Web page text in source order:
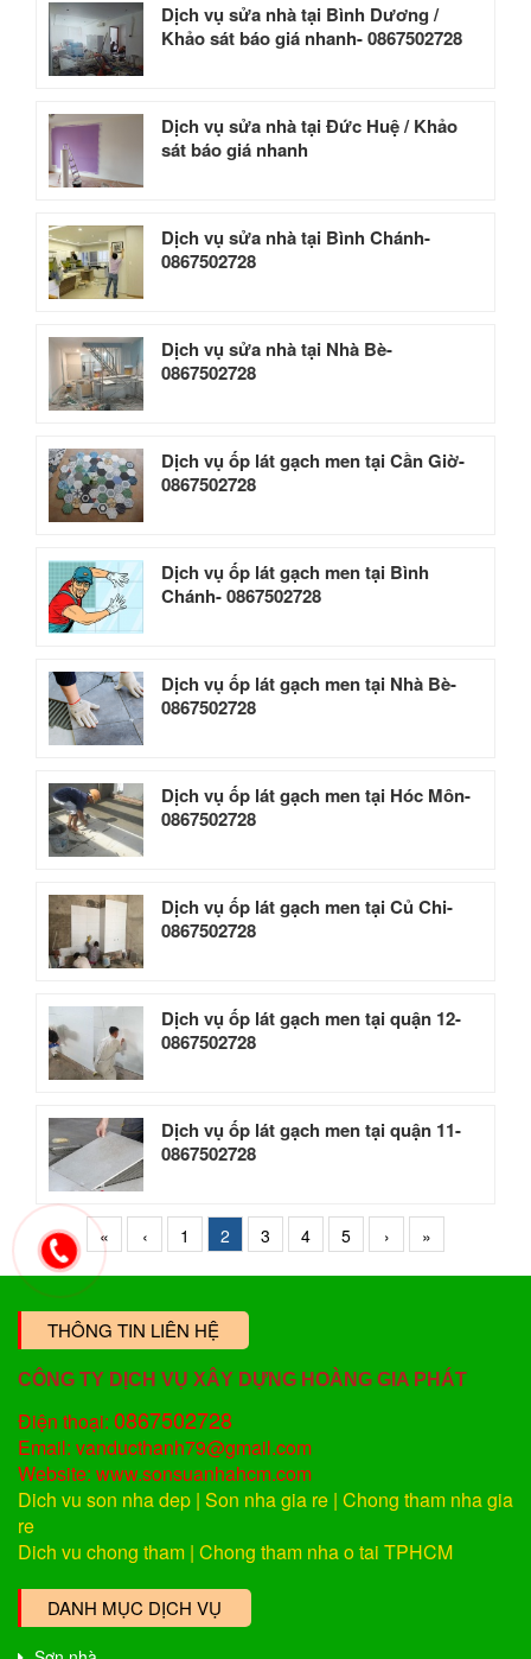
Dịch vụ sửa nhà tại Bình Dương /
Khảo sát báo giá nhanh- 0867502728
Dịch vụ sửa nhà tại Đức Huệ / Khảo
sát báo giá nhanh
Dịch vụ sửa nhà tại Bình Chánh-
0867502728
Dịch vụ sửa nhà tại Nhà Bè-
0867502728
Dịch vụ ốp lát gạch men tại Cần Giờ-
0867502728
Dịch vụ ốp lát gạch men tại Bình
Chánh- 0867502728
Dịch vụ ốp lát gạch men tại Nhà Bè-
0867502728
Dịch vụ ốp lát gạch men tại Hóc Môn-
0867502728
Dịch vụ ốp lát gạch men tại Củ Chi-
0867502728
Dịch vụ ốp lát gạch men tại quận 12-
0867502728
Dịch vụ ốp lát gạch men tại quận 11-
0867502728
« ‹ 1 2 3 4 5 › »
THÔNG TIN LIÊN HỆ
CÔNG TY DỊCH VỤ XÂY DỰNG HOÀNG GIA PHÁT
Điện thoại: 0867502728
Email: vanducthanh79@gmail.com
Website: www.sonsuanhahcm.com
Dich vu son nha dep | Son nha gia re | Chong tham nha gia
re
Dich vu chong tham | Chong tham nha o tai TPHCM
DANH MỤC DỊCH VỤ